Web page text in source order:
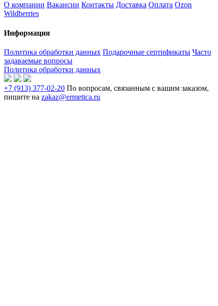
О компании Вакансии Контакты Доставка Оплата Ozon
Wildberries
Информация
Политика обработки данных Подарочные сертификаты Часто
задаваемые вопросы
Политика обработки данных
+7 (913) 377-02-20 По вопросам, связанным с вашим заказом,
пишите на zakaz@ermetica.ru